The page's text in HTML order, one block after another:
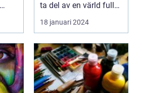
ta del av en värld full
av rikedom oc...
18 januari 2024